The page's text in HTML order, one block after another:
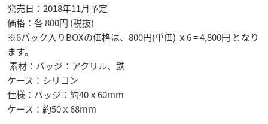
発売日：2018年11月予定
価格：各 800円 (税抜)
※6パック入りBOXの価格は、800円(単価) ｘ6 = 4,800円 となり
ます。
素材：バッジ：アクリル、鉄
ケース：シリコン
仕様：バッジ：約40ｘ60mm
ケース：約50ｘ68mm